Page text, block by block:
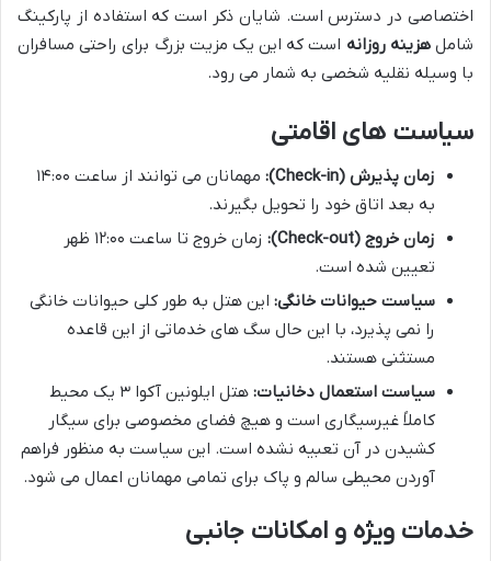
اختصاصی در دسترس است. شایان ذکر است که استفاده از پارکینگ
شاملهزینه روزانه است که این یک مزیت بزرگ برای راحتی مسافران
با وسیله نقلیه شخصی به شمار می رود.
سیاست های اقامتی
زمان پذیرش (Check-in):
مهمانان می توانند از ساعت ۱۴:۰۰
به بعد اتاق خود را تحویل بگیرند.
زمان خروج (Check-out):
زمان خروج تا ساعت ۱۲:۰۰ ظهر
تعیین شده است.
سیاست حیوانات خانگی: این هتل به طور کلی حیوانات خانگی
را نمی پذیرد، با این حال سگ های خدماتی از این قاعده
مستثنی هستند.
سیاست استعمال دخانیات:
هتل ایلونین آکوا ۳ یک محیط
کاملاً غیرسیگاری است و هیچ فضای مخصوصی برای سیگار
کشیدن در آن تعبیه نشده است. این سیاست به منظور فراهم
آوردن محیطی سالم و پاک برای تمامی مهمانان اعمال می شود.
خدمات ویژه و امکانات جانبی